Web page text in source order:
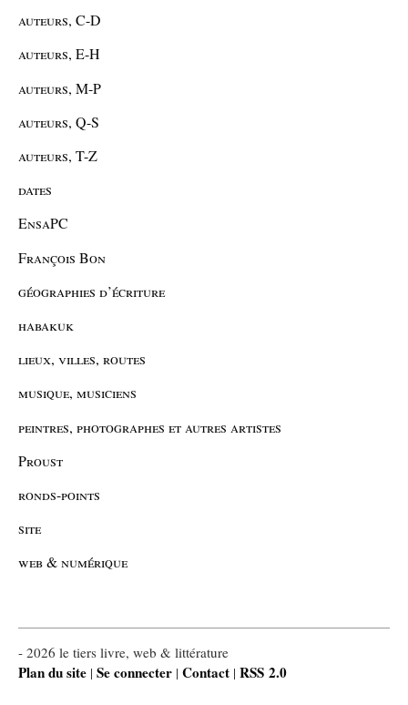
auteurs, C-D
auteurs, E-H
auteurs, M-P
auteurs, Q-S
auteurs, T-Z
dates
EnsaPC
François Bon
géographies d’écriture
habakuk
lieux, villes, routes
musique, musiciens
peintres, photographes et autres artistes
Proust
ronds-points
site
web & numérique
- 2026 le tiers livre, web & littérature
Plan du site | Se connecter | Contact | RSS 2.0